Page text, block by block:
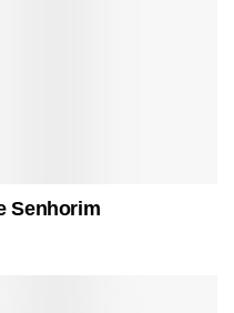
Senhorim